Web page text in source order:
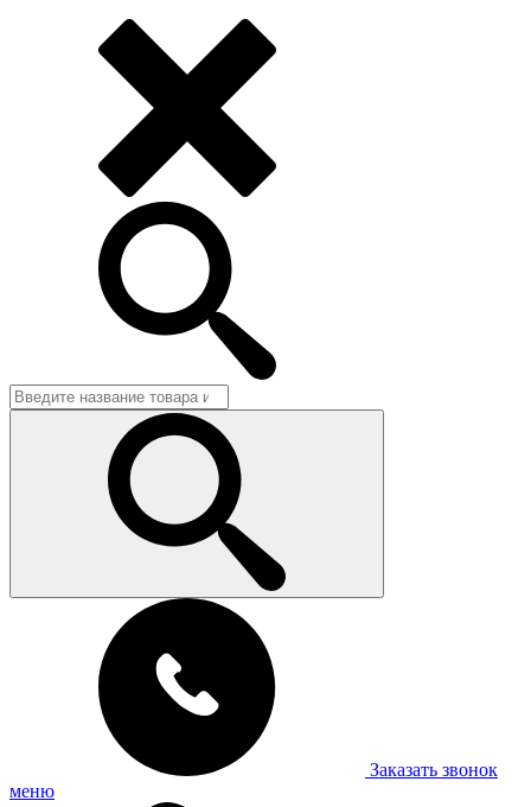
Заказать звонок
меню